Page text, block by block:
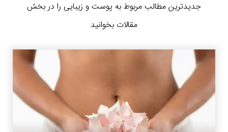
جدیدترین مطالب مربوط به پوست و زیبایی را در بخش
مقالات بخوانید